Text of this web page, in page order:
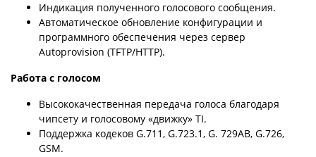
Индикация полученного голосового сообщения.
Автоматическое обновление конфигурации и
программного обеспечения через сервер
Autoprovision (TFTP/HTTP).
Работа с голосом
Высококачественная передача голоса благодаря
чипсету и голосовому «движку» TI.
Поддержка кодеков G.711, G.723.1, G. 729AB, G.726,
GSM.